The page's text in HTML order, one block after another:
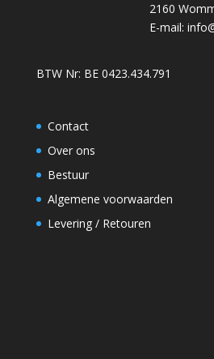
2160
E-mail:
BTW Nr: BE 0423.434.791
Contact
Over ons
Bestuur
Algemene voorwaarden
Levering / Retouren